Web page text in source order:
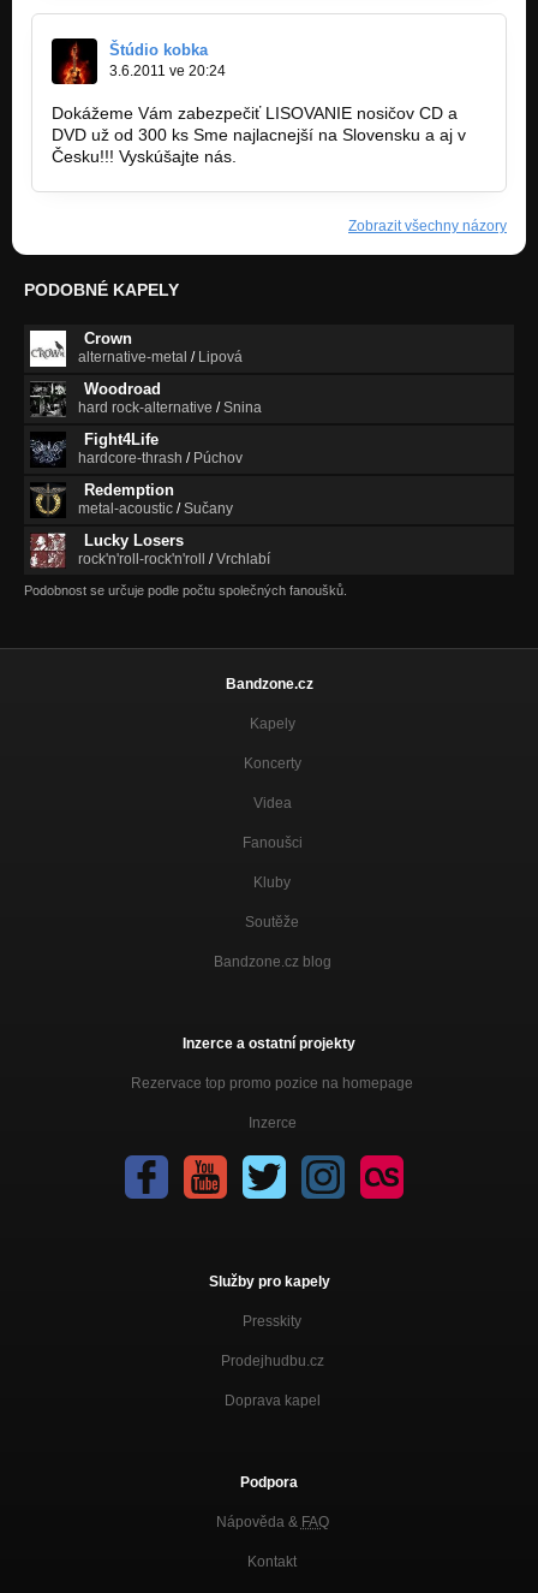
Štúdio kobka
3.6.2011 ve 20:24
Dokážeme Vám zabezpečiť LISOVANIE nosičov CD a
DVD už od 300 ks Sme najlacnejší na Slovensku a aj v
Česku!!! Vyskúšajte nás.
Zobrazit všechny názory
PODOBNÉ KAPELY
Crown
alternative-metal / Lipová
Woodroad
hard rock-alternative /Snina
Fight4Life
hardcore-thrash / Púchov
Redemption
metal-acoustic /Sučany
Lucky Losers
rock'n'roll-rock'n'roll /Vrchlabí
Podobnost se určuje podle počtu společných fanoušků.
Bandzone.cz
Kapely
Koncerty
Videa
Fanoušci
Kluby
Soutěže
Bandzone.cz blog
Inzerce a ostatní projekty
Rezervace top promo pozice na homepage
Inzerce
Služby pro kapely
Presskity
Prodejhudbu.cz
Doprava kapel
Podpora
Nápověda & FAQ
Kontakt